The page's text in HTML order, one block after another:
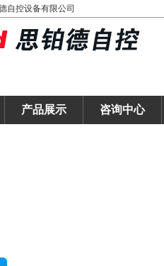
自控设备有限公司
产品展示 咨询中心